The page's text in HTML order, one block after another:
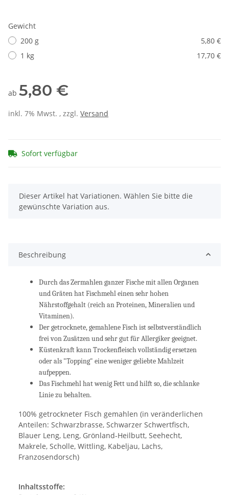
Gewicht
200 g
5,80 €
1 kg
17,70 €
ab 5,80 €
inkl. 7% Mwst. , zzgl. Versand
Sofort verfügbar
x
Dieser Artikel hat Variationen. Wählen Sie bitte die
gewünschte Variation aus.
Beschreibung
Durch das Zermahlen ganzer Fische mit allen Organen
und Gräten hat Fischmehl einen sehr hohen
Nährstoffgehalt (reich an Proteinen, Mineralien und
Vitaminen).
Der getrocknete, gemahlene Fisch ist selbstverständlich
frei von Zusätzen und sehr gut für Allergiker geeignet.
Küstenkraft kann Trockenfleisch vollständig ersetzen
oder als "Topping" eine weniger geliebte Mahlzeit
aufpeppen.
Das Fischmehl hat wenig Fett und hilft so, die schlanke
Linie zu behalten.
100% getrockneter Fisch gemahlen (in veränderlichen
Anteilen: Schwarzbrasse, Schwarzer Schwertfisch,
Blauer Leng, Leng, Grönland-Heilbutt, Seehecht,
Makrele, Scholle, Wittling, Kabeljau, Lachs,
Franzosendorsch)
Inhaltsstoffe: